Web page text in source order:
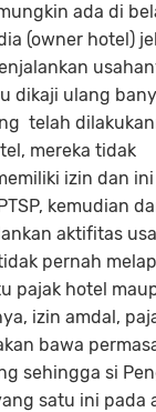
ada di
(owner hotel)
dikaji ulang
telah
mereka tidak
izin dan
kemudian
aktifitas
pernah
pajak hotel
izin amdal,
bawa
sehingga si
satu ini pada